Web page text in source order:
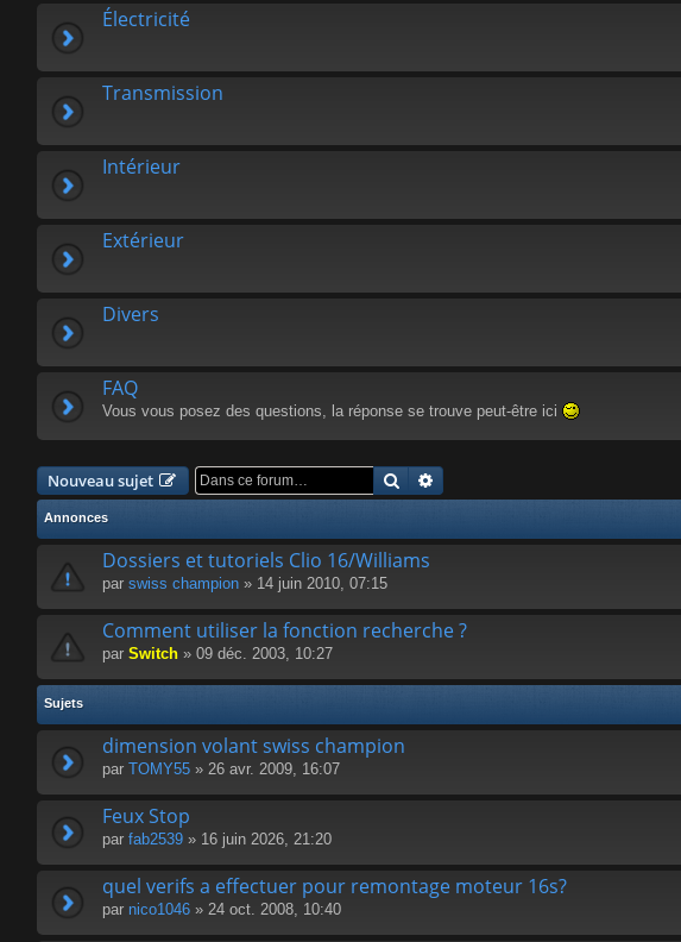
Électricité
Transmission
Intérieur
Extérieur
Divers
FAQ
Vous vous posez des questions, la réponse se trouve peut-être ici
Nouveau sujet Rechercher
Annonces
Dossiers et tutoriels Clio 16/Williams
par swiss champion » 14 juin 2010, 07:15
Comment utiliser la fonction recherche ?
par Switch » 09 déc. 2003, 10:27
Sujets
dimension volant swiss champion
par TOMY55 » 26 avr. 2009, 16:07
Feux Stop
par fab2539 » 16 juin 2026, 21:20
quel verifs a effectuer pour remontage moteur 16s?
par nico1046 » 24 oct. 2008, 10:40